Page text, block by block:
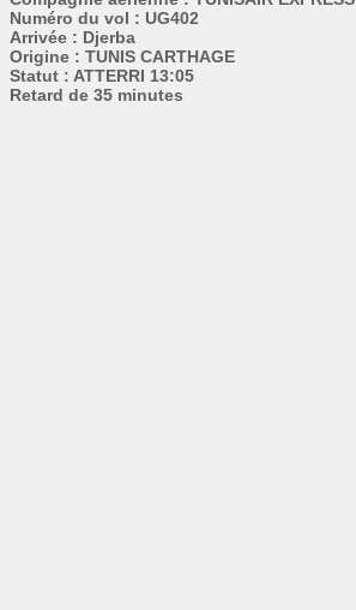
Numéro du vol : UG402
Arrivée : Djerba
Origine : TUNIS CARTHAGE
Statut : ATTERRI 13:05
Retard de 35 minutes